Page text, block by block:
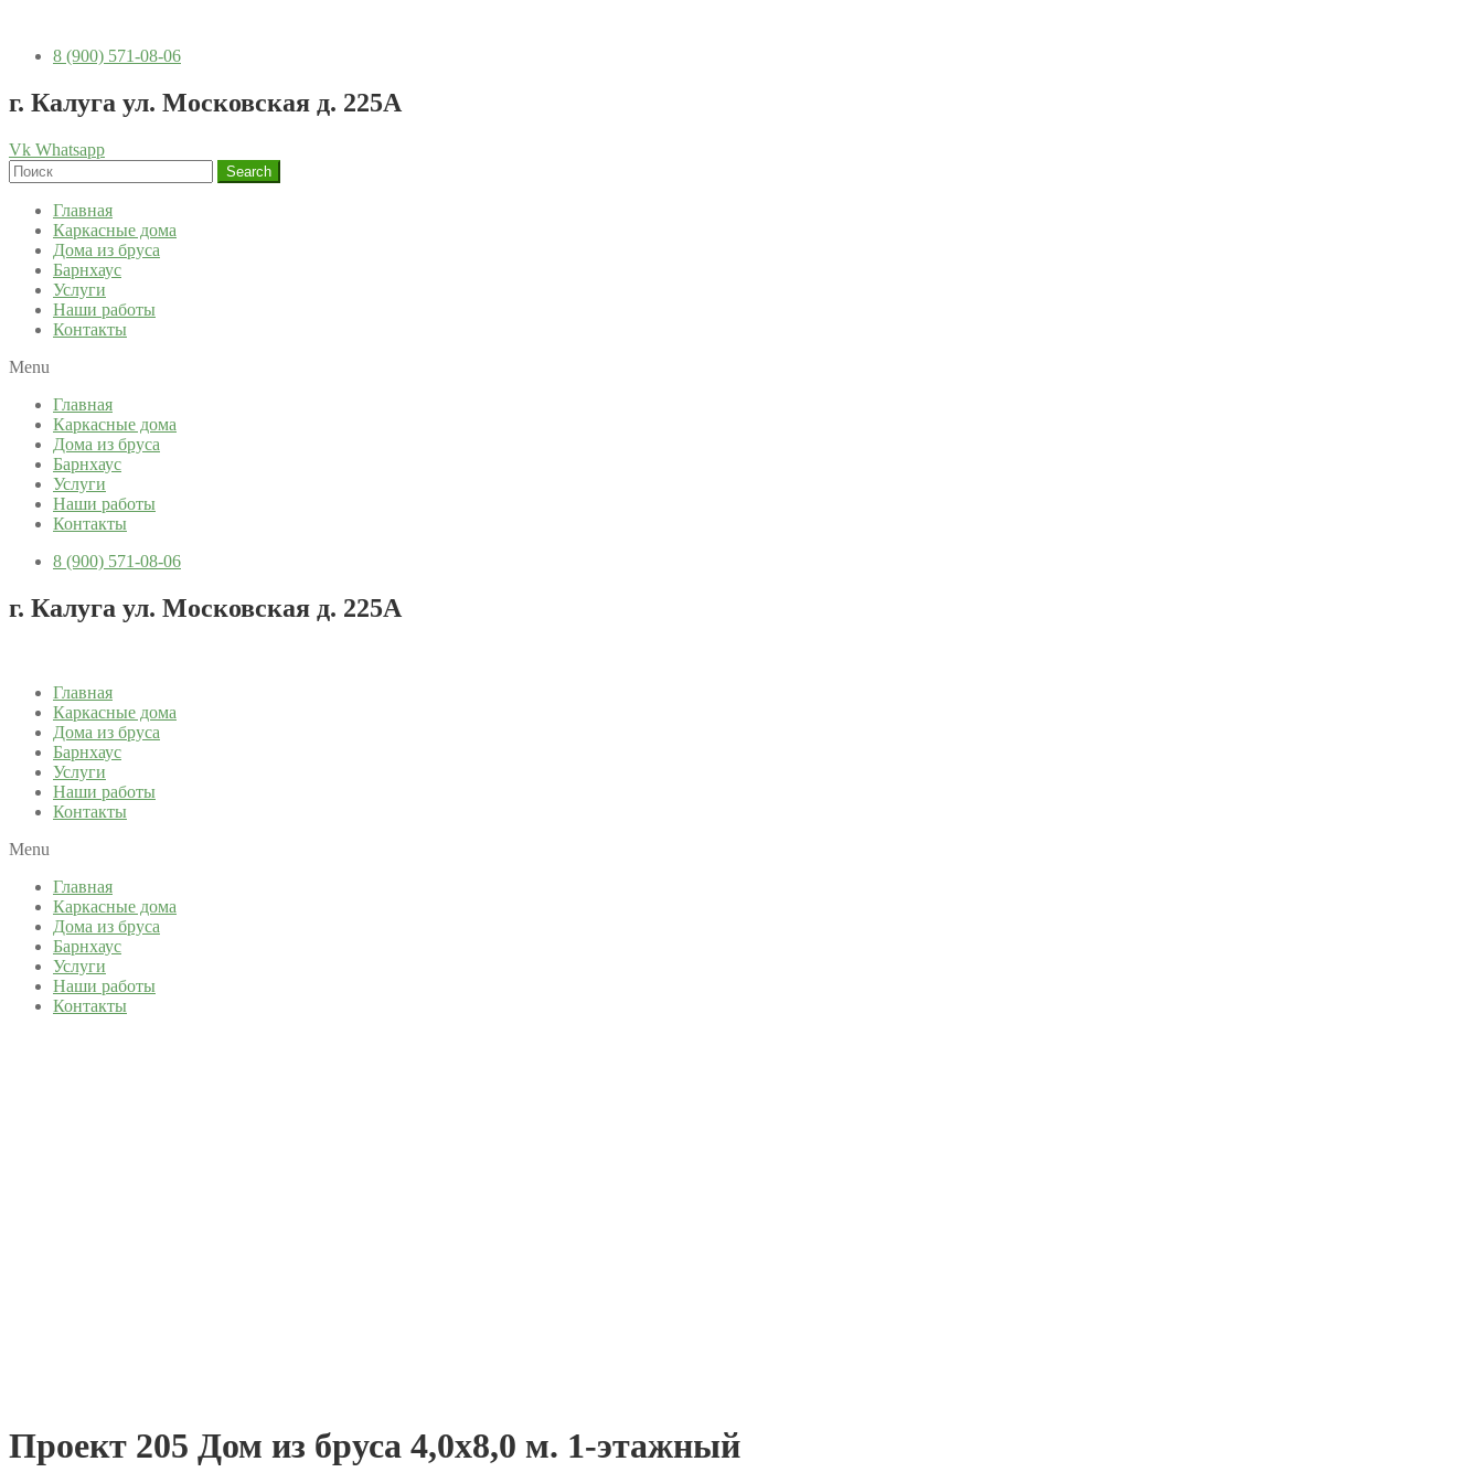
8 (900) 571-08-06
г. Калуга ул. Московская д. 225А
Vk Whatsapp
Search
Главная
Каркасные дома
Дома из бруса
Барнхаус
Услуги
Наши работы
Контакты
Menu
Главная
Каркасные дома
Дома из бруса
Барнхаус
Услуги
Наши работы
Контакты
8 (900) 571-08-06
г. Калуга ул. Московская д. 225А
Главная
Каркасные дома
Дома из бруса
Барнхаус
Услуги
Наши работы
Контакты
Menu
Главная
Каркасные дома
Дома из бруса
Барнхаус
Услуги
Наши работы
Контакты
Проект 205 Дом из бруса 4,0х8,0 м. 1-этажный